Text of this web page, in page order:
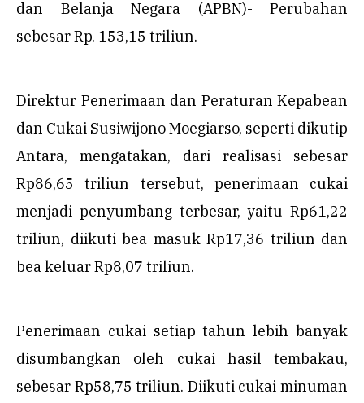
dan Belanja Negara (APBN)- Perubahan
sebesar Rp. 153,15 triliun.
Direktur Penerimaan dan Peraturan Kepabean
dan Cukai Susiwijono Moegiarso, seperti dikutip
Antara, mengatakan, dari realisasi sebesar
Rp86,65 triliun tersebut, penerimaan cukai
menjadi penyumbang terbesar, yaitu Rp61,22
triliun, diikuti bea masuk Rp17,36 triliun dan
bea keluar Rp8,07 triliun.
Penerimaan cukai setiap tahun lebih banyak
disumbangkan oleh cukai hasil tembakau,
sebesar Rp58,75 triliun. Diikuti cukai minuman